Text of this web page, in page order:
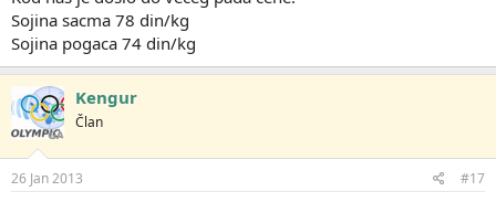
Sojina sacma 78 din/kg
Sojina pogaca 74 din/kg
Kengur
Član
26 Jan 2013 #17